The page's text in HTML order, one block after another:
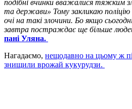
подібні вчинки вважалися тяжким
та держави» Тому закликаю
очі на такі злочини. Бо якщо
завтра постраждає ще більше
пані Уляна.
Нагадаємо, нещодавно на цьому ж
знищили врожай кукурудзи.